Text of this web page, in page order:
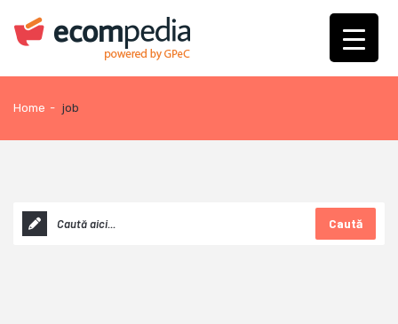
Home - job
Caută